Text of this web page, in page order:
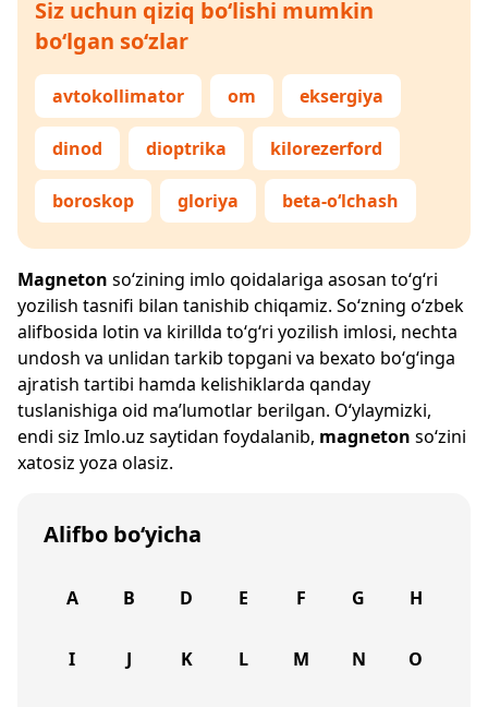
Siz uchun qiziq bo‘lishi mumkin
bo‘lgan so‘zlar
avtokollimator om eksergiya
dinod dioptrika kilorezerford
boroskop gloriya beta-o‘lchash
Magneton so‘zining imlo qoidalariga asosan to‘g‘ri
yozilish tasnifi bilan tanishib chiqamiz. So‘zning o‘zbek
alifbosida lotin va kirillda to‘g‘ri yozilish imlosi, nechta
undosh va unlidan tarkib topgani va bexato bo‘g‘inga
ajratish tartibi hamda kelishiklarda qanday
tuslanishiga oid ma’lumotlar berilgan. O‘ylaymizki,
endi siz Imlo.uz saytidan foydalanib, magneton so‘zini
xatosiz yoza olasiz.
Alifbo bo‘yicha
A B D E F G H
I J K L M N O